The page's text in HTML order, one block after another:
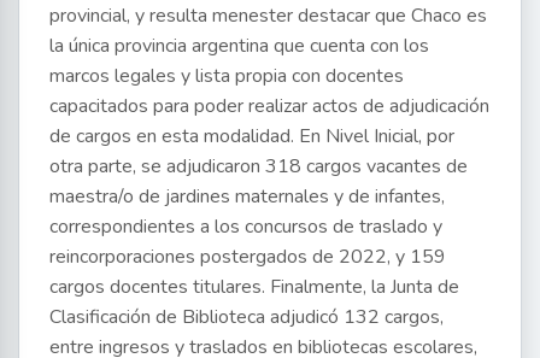
provincial, y resulta menester destacar que Chaco es
la única provincia argentina que cuenta con los
marcos legales y lista propia con docentes
capacitados para poder realizar actos de adjudicación
de cargos en esta modalidad. En Nivel Inicial, por
otra parte, se adjudicaron 318 cargos vacantes de
maestra/o de jardines maternales y de infantes,
correspondientes a los concursos de traslado y
reincorporaciones postergados de 2022, y 159
cargos docentes titulares. Finalmente, la Junta de
Clasificación de Biblioteca adjudicó 132 cargos,
entre ingresos y traslados en bibliotecas escolares,